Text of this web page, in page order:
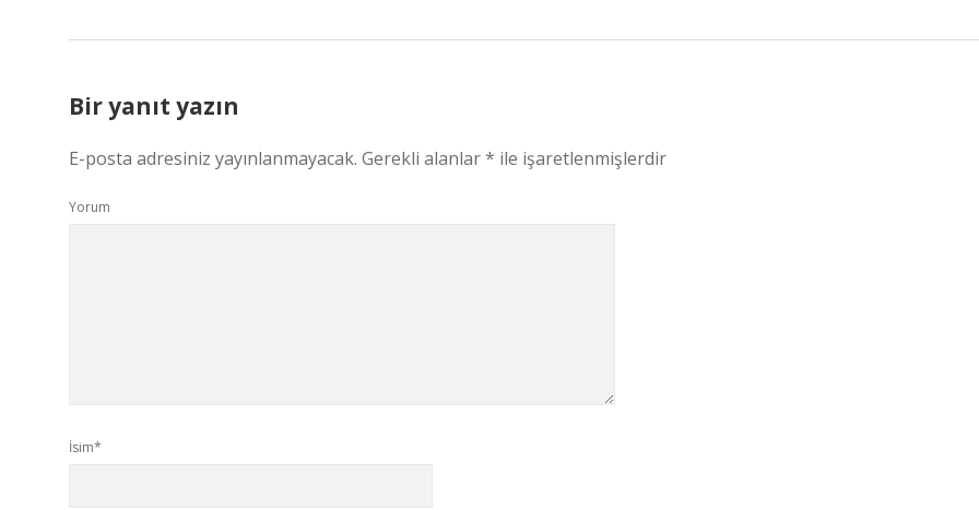
Bir yanıt yazın
E-posta adresiniz yayınlanmayacak. Gerekli alanlar* ile işaretlenmişlerdir
Yorum
İsim*